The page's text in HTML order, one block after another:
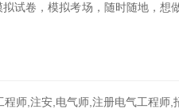
试卷，模拟考场，随时随地，想
师,注安,电气师,注册电气工程师,